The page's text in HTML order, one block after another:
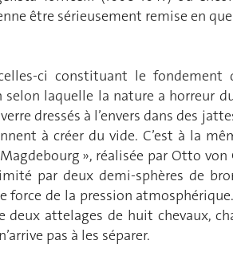
être sérieusement remise en
ci constituant le fondement
laquelle la nature a horreur
dressés à l’envers dans des
à créer du vide. C’est à la
», réalisée par Otto von
par deux demi-sphères de
de la pression
deux attelages de huit chevaux,
pas à les séparer.